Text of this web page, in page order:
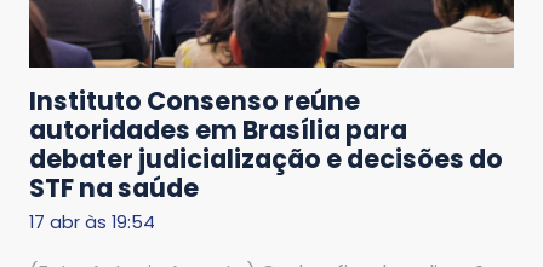
Instituto Consenso reúne
autoridades em Brasília para
debater judicialização e decisões do
STF na saúde
17 abr às 19:54